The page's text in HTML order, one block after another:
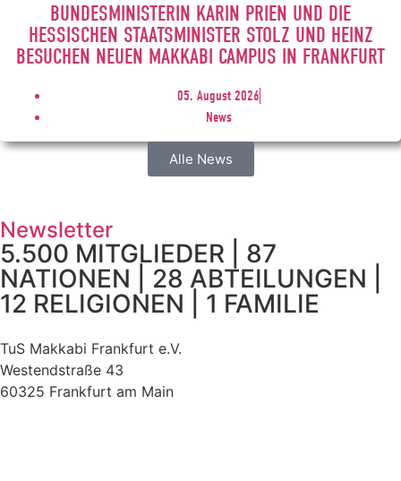
BUNDESMINISTERIN KARIN PRIEN UND DIE
HESSISCHEN STAATSMINISTER STOLZ UND HEINZ
BESUCHEN NEUEN MAKKABI CAMPUS IN FRANKFURT
05. August 2026
News
Alle News
Newsletter
5.500 MITGLIEDER | 87
NATIONEN | 28 ABTEILUNGEN |
12 RELIGIONEN | 1 FAMILIE
TuS Makkabi Frankfurt e.V.
Westendstraße 43
60325 Frankfurt am Main